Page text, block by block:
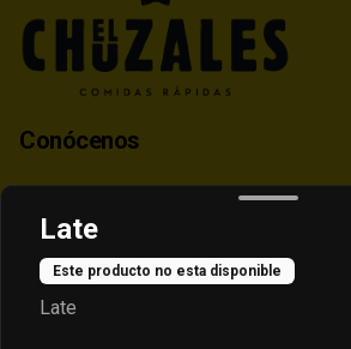
Conócenos
Despacho
Términos y condiciones
Late
Este producto no esta disponible
Late